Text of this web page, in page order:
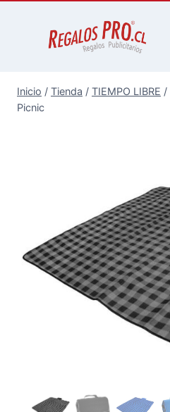
Inicio / Tienda / TIEMPO LIBRE /
Picnic